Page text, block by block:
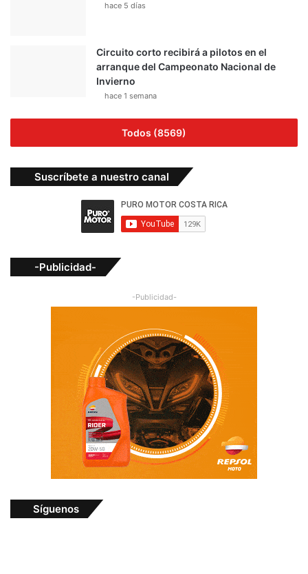
hace 5 días
Circuito corto recibirá a pilotos en el
arranque del Campeonato Nacional de
Invierno
hace 1 semana
Todos (8569)
Suscríbete a nuestro canal
-Publicidad-
-Publicidad-
Síguenos